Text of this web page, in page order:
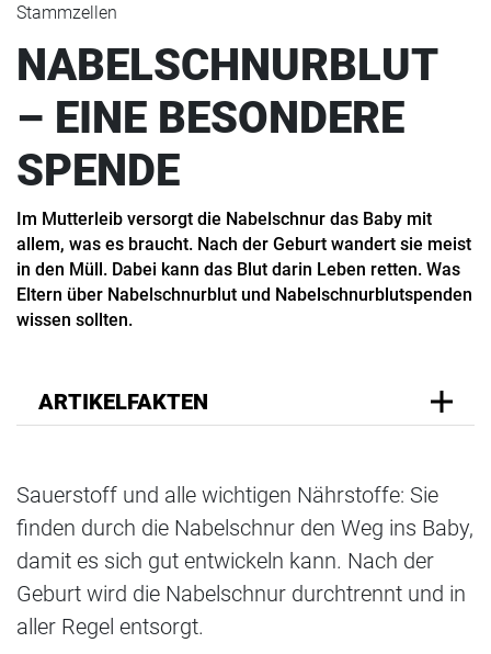
Stammzellen
NABELSCHNURBLUT
– EINE BESONDERE
SPENDE
Im Mutterleib versorgt die Nabelschnur das Baby mit
allem, was es braucht. Nach der Geburt wandert sie meist
in den Müll. Dabei kann das Blut darin Leben retten. Was
Eltern über Nabelschnurblut und Nabelschnurblutspenden
wissen sollten.
ARTIKELFAKTEN
Sauerstoff und alle wichtigen Nährstoffe: Sie
finden durch die Nabelschnur den Weg ins Baby,
damit es sich gut entwickeln kann. Nach der
Geburt wird die Nabelschnur durchtrennt und in
aller Regel entsorgt.